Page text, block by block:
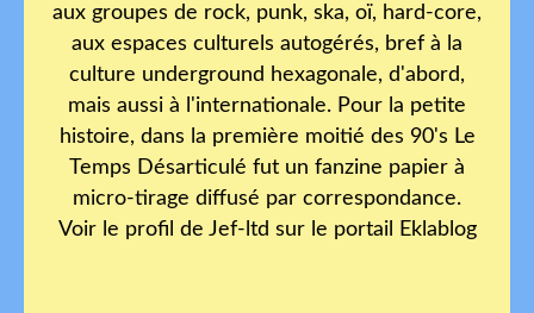
aux groupes de rock, punk, ska, oï, hard-core,
aux espaces culturels autogérés, bref à la
culture underground hexagonale, d'abord,
mais aussi à l'internationale. Pour la petite
histoire, dans la première moitié des 90's Le
Temps Désarticulé fut un fanzine papier à
micro-tirage diffusé par correspondance.
Voir le profil de Jef-ltd sur le portail Eklablog